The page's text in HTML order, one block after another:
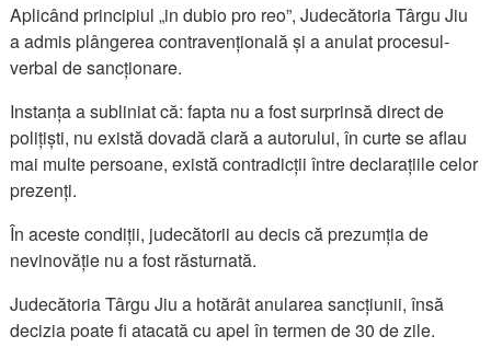
Aplicând principiul „in dubio pro reo”, Judecătoria Târgu Jiu
a admis plângerea contravențională și a anulat procesul-
verbal de sancționare.
Instanța a subliniat că: fapta nu a fost surprinsă direct de
polițiști, nu există dovadă clară a autorului, în curte se aflau
mai multe persoane, există contradicții între declarațiile celor
prezenți.
În aceste condiții, judecătorii au decis că prezumția de
nevinovăție nu a fost răsturnată.
Judecătoria Târgu Jiu a hotărât anularea sancțiunii, însă
decizia poate fi atacată cu apel în termen de 30 de zile.